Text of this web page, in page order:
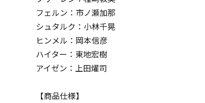
フェルン：市ノ瀬加那
シュタルク：小林千晃
ヒンメル：岡本信彦
ハイター：東地宏樹
アイゼン：上田燿司
【商品仕様】